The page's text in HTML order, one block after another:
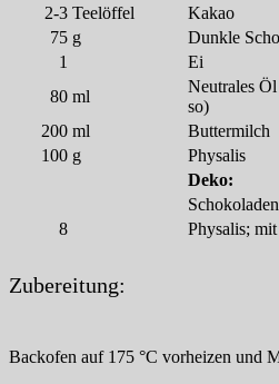
2-3 Teelöffel
Kakao
75 g
Dunkle
1
Ei
80 ml
Neutrales
so)
200 ml
Buttermilch
100 g
Physalis
Deko:
8
Physalis;
Zubereitung:
Backofen auf 175 °C vorheizen und